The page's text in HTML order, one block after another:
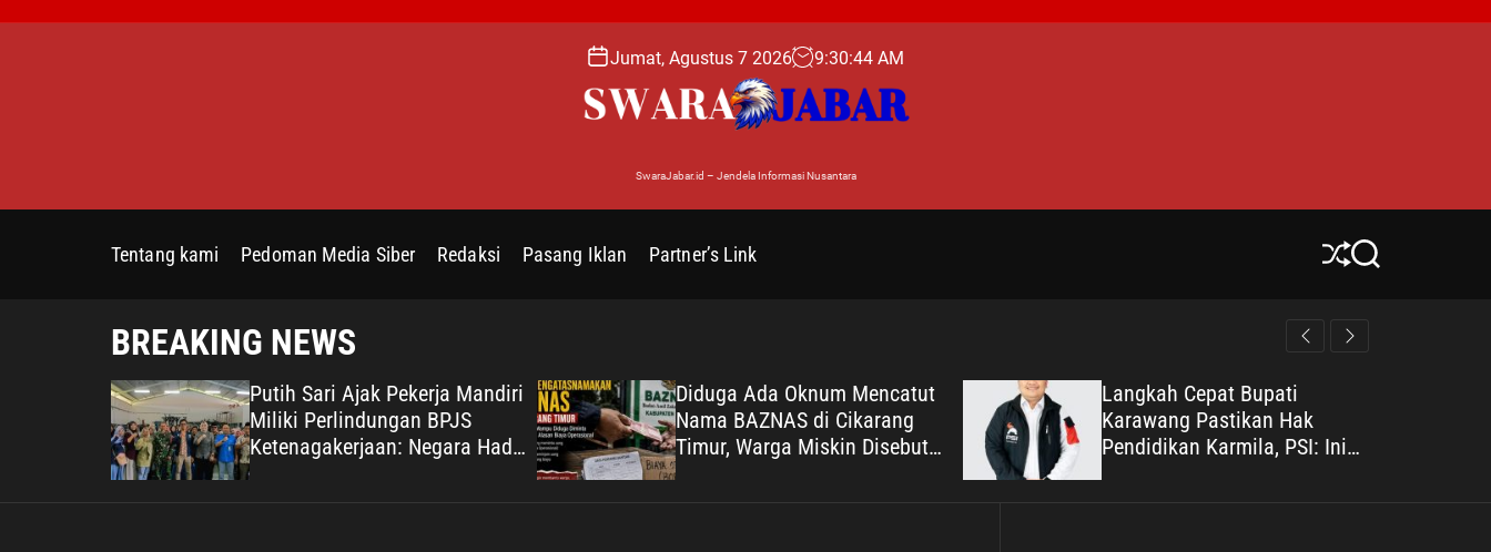
o
Jumat, Agustus 7 2026 9:30:45 AM
SwaraJabar.id – Jendela Informasi Nusantara
Tentang kami Pedoman Media Siber Redaksi Pasang Iklan Partner’s Link
S
S
r
BREAKING NEWS
Putih Sari Ajak Pekerja Mandiri
Miliki Perlindungan BPJS
Ketenagakerjaan: Negara Hadir
Lindungi Pekerja, Wujudkan
Diduga Ada Oknum Mencatut
Nama BAZNAS di Cikarang
Timur, Warga Miskin Disebut
Diminta Uang dengan Dalih
Langkah Cepat Bupati
Karawang Pastikan Hak
Pendidikan Karmila, PSI: Ini
Teladan Pelayanan Publik yang